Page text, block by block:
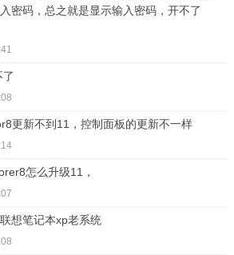
密码，总之就是显示输入密码，开不了
更新不到11，控制面板的更新不一样
怎么升级11，
想笔记本xp老系统